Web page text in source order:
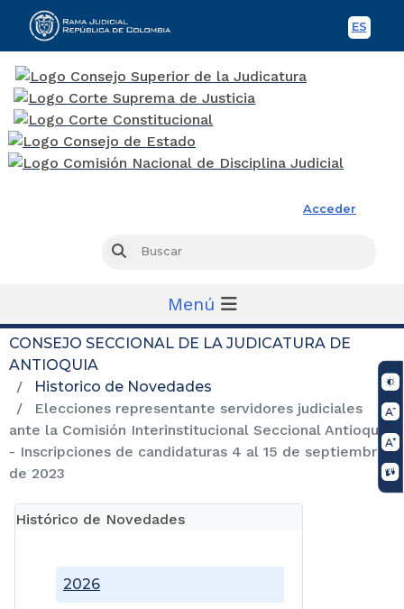
ES
Acceder
Buscar
Menú
CONSEJO SECCIONAL DE LA JUDICATURA DE
ANTIOQUIA
Historico de Novedades
Elecciones representante servidores judiciales
ante la Comisión Interinstitucional Seccional Antioquia
- Inscripciones de candidaturas 4 al 15 de septiembre
de 2023
Histórico de Novedades
2026